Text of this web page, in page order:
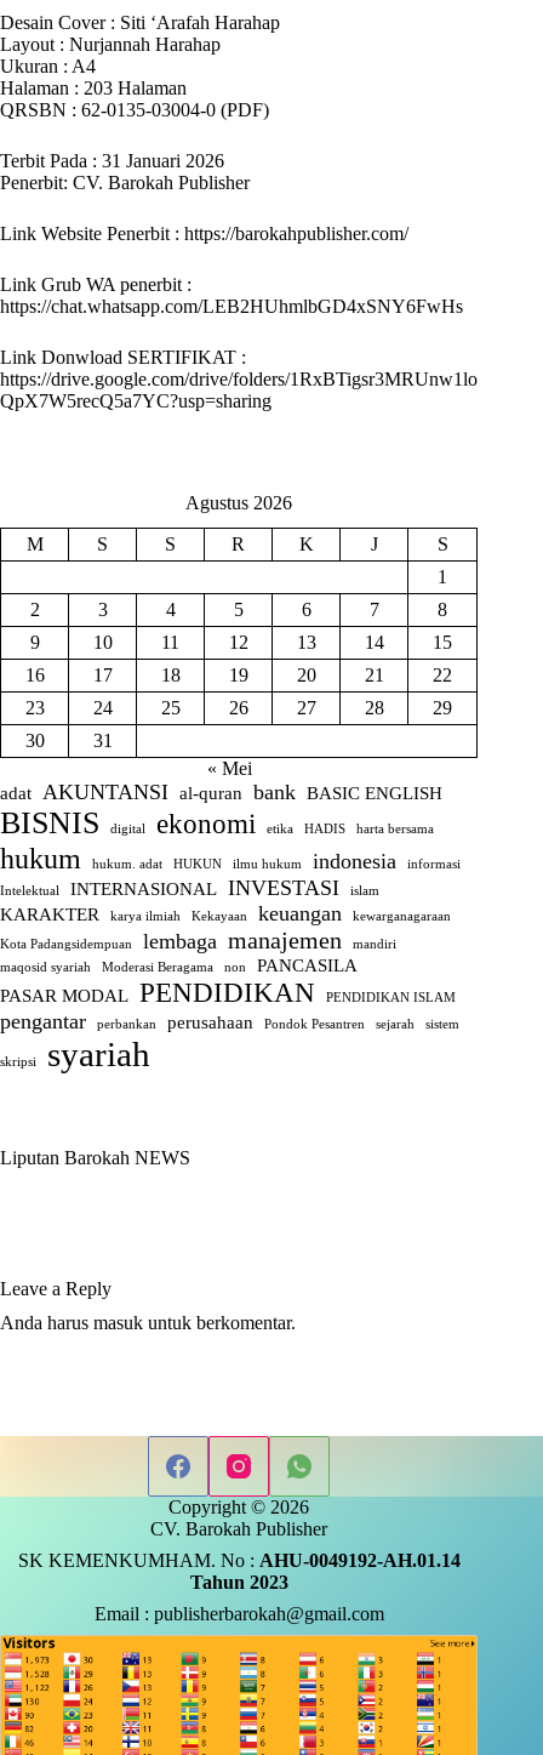
Desain Cover : Siti ‘Arafah Harahap
Layout : Nurjannah Harahap
Ukuran : A4
Halaman : 203 Halaman
QRSBN : 62-0135-03004-0 (PDF)
Terbit Pada : 31 Januari 2026
Penerbit: CV. Barokah Publisher
Link Website Penerbit : https://barokahpublisher.com/
Link Grub WA penerbit :
https://chat.whatsapp.com/LEB2HUhmlbGD4xSNY6FwHs
Link Donwload SERTIFIKAT :
https://drive.google.com/drive/folders/1RxBTigsr3MRUnw1lo
QpX7W5recQ5a7YC?usp=sharing
Agustus 2026
M S S R K J
S
1
2
3 4 5 6 7
8
9
10 11 12 13 14
15
16
17 18 19 20 21
22
23
24 25 26 27 28
29
30
31
« Mei
adat AKUNTANSI al-quran bank BASIC ENGLISH
BISNIS digital ekonomi etika HADIS harta bersama
hukum hukum. adat HUKUN ilmu hukum indonesia
informasi
Intelektual
INTERNASIONAL INVESTASI islam
KARAKTER karya ilmiah Kekayaan keuangan kewarganagaraan
Kota Padangsidempuan lembaga manajemen
mandiri
maqosid syariah
Moderasi Beragama non
PANCASILA
PASAR MODAL PENDIDIKAN PENDIDIKAN ISLAM
pengantar perbankan perusahaan Pondok Pesantren sejarah sistem
skripsi syariah
Liputan Barokah NEWS
Leave a Reply
Anda harus masuk untuk berkomentar.
Copyright © 2026
CV. Barokah Publisher
SK KEMENKUMHAM. No : AHU-0049192-AH.01.14
Tahun 2023
Email : publisherbarokah@gmail.com